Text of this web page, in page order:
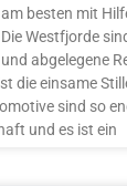
besten mit
Westfjorde
abgelegene
die einsame
sind so
und es ist ein